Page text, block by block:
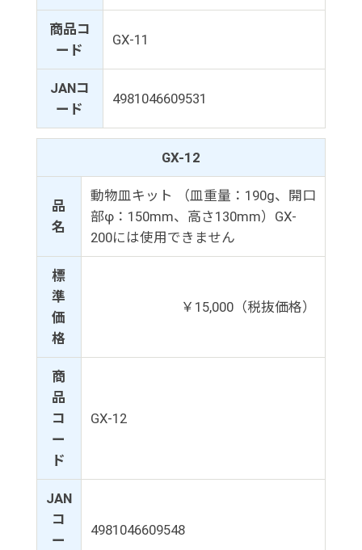
商品コ
ード
GX-11
JANコ
ード
4981046609531
GX-12
品
名
動物皿キット （皿重量：190g、開口
部φ：150mm、高さ130mm）GX-
200には使用できません
標
準
価
格
￥15,000（税抜価格）
商
品
コ
ー
ド
GX-12
JAN
コ
ー
4981046609548